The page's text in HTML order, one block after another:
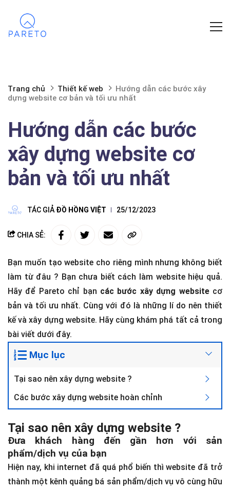
Trang chủ Thiết kế web
Hướng dẫn các bước xây
dựng website cơ bản và tối ưu nhất
Hướng dẫn các bước
xây dựng website cơ
bản và tối ưu nhất
TÁC GIẢ ĐỒ HỒNG VIỆT 25/12/2023
CHIA SẺ:
Bạn muốn tạo website cho riêng mình nhưng không biết
làm từ đâu ? Bạn chưa biết cách làm website hiệu quả.
Hãy để Pareto chỉ bạn các bước xây dựng websitecơ
bản và tối ưu nhất. Cùng với đó là những lí do nên thiết
kế và xây dựng website. Hãy cùng khám phá tất cả trong
bài viết dưới đây.
Mục lục
Tại sao nên xây dựng website ?
Các bước xây dựng website hoàn chỉnh
Tại sao nên xây dựng website ?
Đưa khách hàng đến gần hơn với sản
phẩm/dịch vụ của bạn
Hiện nay, khi internet đã quá phổ biến thì website đã trở
thành một kênh quảng bá sản phẩm/dịch vụ vô cùng hữu